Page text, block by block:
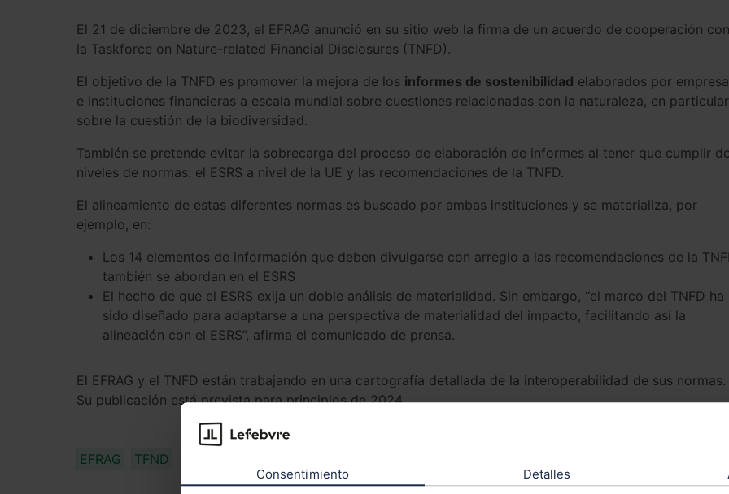
Consentimiento Detalles
El 21 de diciembre de 2023, el EFRAG anunció en su sitio web la firma de un acuerdo de cooperación con
la Taskforce on Nature-related Financial Disclosures (TNFD).
El objetivo de la TNFD es promover la mejora de los informes de sostenibilidad elaborados por
e instituciones financieras a escala mundial sobre cuestiones relacionadas con la naturaleza, en particular
sobre la cuestión de la biodiversidad.
También se pretende evitar la sobrecarga del proceso de elaboración de informes al tener que cumplir
niveles de normas: el ESRS a nivel de la UE y las recomendaciones de la TNFD.
El alineamiento de estas diferentes normas es buscado por ambas instituciones y se materializa, por
ejemplo, en:
Los 14 elementos de información que deben divulgarse con arreglo a las recomendaciones de la
también se abordan en el ESRS
El hecho de que el ESRS exija un doble análisis de materialidad. Sin embargo, “el marco del TNFD ha
sido diseñado para adaptarse a una perspectiva de materialidad del impacto, facilitando así la
alineación con el ESRS”, afirma el comunicado de prensa.
El EFRAG y el TNFD están trabajando en una cartografía detallada de la interoperabilidad de sus normas.
Su publicación está prevista para principios de 2024.
EFRAG TFND